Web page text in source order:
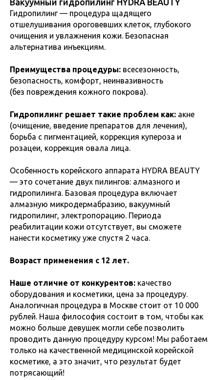
Вакуумный гидропилинг HYDRA BEAUTY
Гидропилинг — процедура щадящего
отшелушивания ороговевших клеток, глубокого
очищения и увлажнения кожи. Безопасная
альтернатива инъекциям.
Преимущества процедуры: всесезонность,
безопасность, комфорт, неинвазивность
(без повреждения кожного покрова).
Гидропилинг решает такие проблем как: акне
(очищение, введение препаратов для лечения),
борьба с пигментацией, коррекция купероза и
розацеи, коррекция овала лица.
Особенность корейского аппарата HYDRA BEAUTY
— это сочетание двух пилингов: алмазного и
гидропилинга. Базовая процедура включает
алмазную микродермабразию, вакуумный
гидропилинг, электропорацию. Периода
реабилитации кожи отсутствует, вы сможете
нанести косметику уже спустя 2 часа.
Возраст применения с 12 лет.
Наше отличие от конкурентов: качество
оборудования и косметики, цена за процедуру.
Аналогичная процедура в Москве стоит от 10 000
рублей. Наша философия состоит в том, чтобы как
можно больше девушек могли себе позволить
проводить данную процедуру курсом! Мы работаем
только на качественной медицинской корейской
косметике, а это значит, что результат будет
потрясающий!